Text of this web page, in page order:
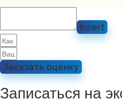
Insert
Заказать оценку
Записаться на